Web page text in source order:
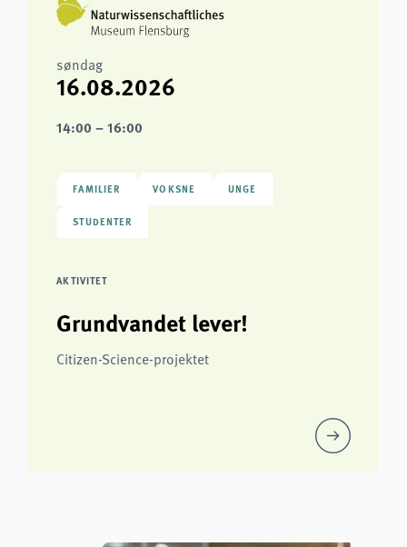
søndag
16.08.2026
14:00 – 16:00
FAMILIER VOKSNE UNGE
STUDENTER
AKTIVITET
Grundvandet lever!
Citizen-Science-projektet